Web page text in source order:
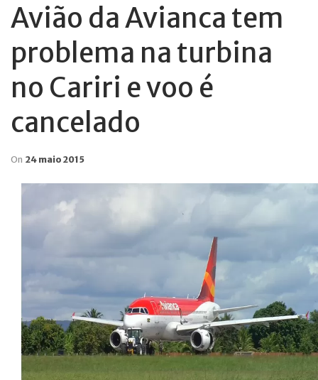
Avião da Avianca tem
problema na turbina
no Cariri e voo é
cancelado
On 24 maio 2015